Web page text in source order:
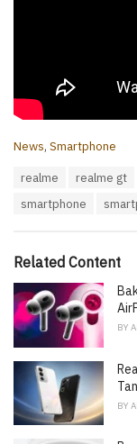
C
i
s
:
News, Smartphone
realme realme gt
smartphone
Related Content
BY
BY